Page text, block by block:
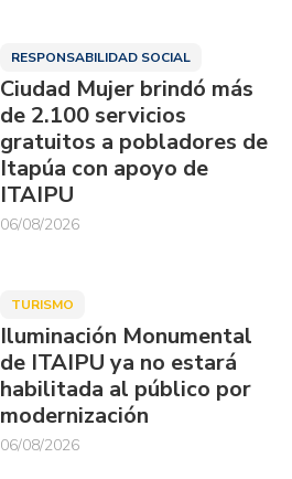
RESPONSABILIDAD SOCIAL
Ciudad Mujer brindó más
de 2.100 servicios
gratuitos a pobladores de
Itapúa con apoyo de
ITAIPU
06/08/2026
TURISMO
Iluminación Monumental
de ITAIPU ya no estará
habilitada al público por
modernización
06/08/2026